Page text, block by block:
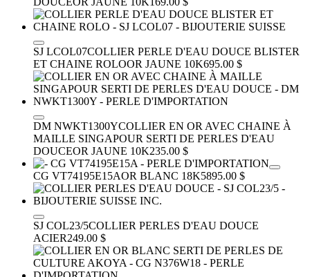
SJ LCOL07COLLIER PERLE D'EAU DOUCE BLISTER
ET CHAINE ROLOOR JAUNE 10K695.00 $
DM NWKT1300YCOLLIER EN OR AVEC CHAINE À
MAILLE SINGAPOUR SERTI DE PERLES D'EAU
DOUCEOR JAUNE 10K235.00 $
CG VT74195E15AOR BLANC 18K5895.00 $
SJ COL23/5COLLIER PERLES D'EAU DOUCE
ACIER249.00 $